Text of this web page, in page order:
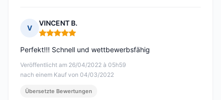
V
VINCENT B.
Hinweis: 5 von 5
Veröffentlicht am 26/04/2022 à 05h59
nach einem Kauf von 04/03/2022
Perfekt!!! Schnell und wettbewerbsfähig
Übersetzte Bewertungen